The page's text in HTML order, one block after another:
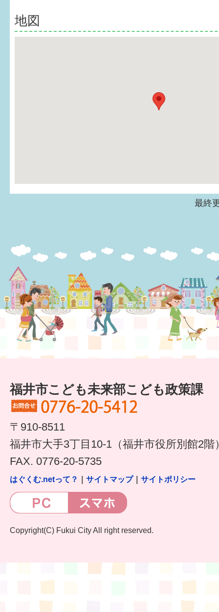
地図
最終
福井市こども未来部こども政策課
〒910-8511
福井市大手3丁目10-1（福井市役所別館2階
FAX. 0776-20-5735
はぐくむ.netって？ サイトマップ｜ サイトポリシー
Copyright(C) Fukui City All right reserved.